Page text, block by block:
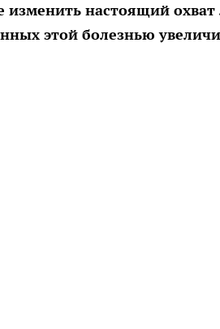
изменить настоящий
этой болезнью